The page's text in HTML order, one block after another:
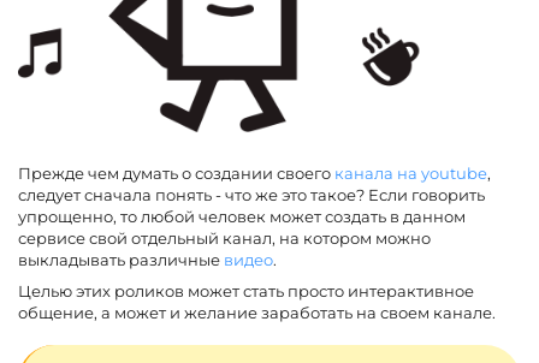
Прежде чем думать о создании своего канала на youtube,
следует сначала понять - что же это такое? Если говорить
упрощенно, то любой человек может создать в данном
сервисе свой отдельный канал, на котором можно
выкладывать различные видео.
Целью этих роликов может стать просто интерактивное
общение, а может и желание заработать на своем канале.